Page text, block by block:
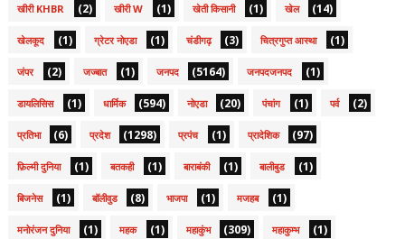
खीरी KHBR (2) खीरी W (1) खेती किसानी (1) खेल (14)
खेलकूद (1) ग्रेटर नोएडा (1) चंडीगढ़ (3) चित्रगुप्त आस्था (1)
जंपर (2) जज्बात (1) जनपद (5164) जनपदजनपद (1)
डायलिसिस (1) धार्मिक (594) नोएडा (20) पंचांग (1) पर्व (2)
प्रतिभा (6) प्रदेश (1298) प्रपंच (1) प्रादेशिक (97)
फ़िल्मी दुनिया (1) बतकही (1) बाराबंकी (1) बालीबुड (1)
बिजनेस (1) बॉलीवुड (8) भाजपा (1) मजहब (1)
मनोरंजन दुनिया (1) महक (1) महाकुंभ (309) महाकुम्भ (1)